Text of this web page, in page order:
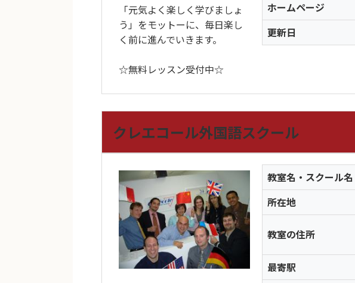
「元気よく楽しく学びましょ
う」をモットーに、毎日楽し
く前に進んでいきます。
☆無料レッスン受付中☆
ホームページ
更新日
クレエコール外国語スクール
教室名・スクール名
所在地
教室の住所
最寄駅